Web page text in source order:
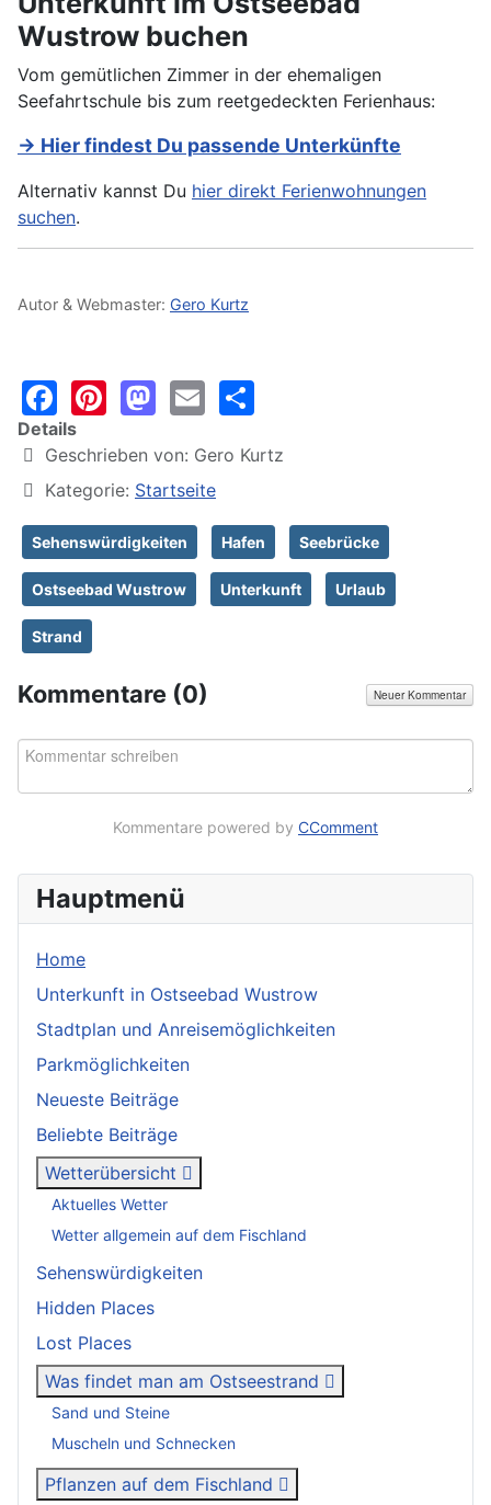
Wustrow buchen
Vom gemütlichen Zimmer in der ehemaligen
Seefahrtschule bis zum reetgedeckten Ferienhaus:
→ Hier findest Du passende Unterkünfte
Alternativ kannst Du hier direkt Ferienwohnungen
suchen.
Autor & Webmaster: Gero Kurtz
Facebook
Pinterest
Mastodon
Email
Details
Geschrieben von: Gero Kurtz
Kategorie: Startseite
Sehenswürdigkeiten Hafen Seebrücke
Ostseebad Wustrow Unterkunft Urlaub
Strand
Kommentare (0) Neuer Kommentar
Kommentare powered by CComment
Hauptmenü
Home
Unterkunft in Ostseebad Wustrow
Stadtplan und Anreisemöglichkeiten
Parkmöglichkeiten
Neueste Beiträge
Beliebte Beiträge
Wetterübersicht
Aktuelles Wetter
Wetter allgemein auf dem Fischland
Sehenswürdigkeiten
Hidden Places
Lost Places
Was findet man am Ostseestrand
Sand und Steine
Muscheln und Schnecken
Pflanzen auf dem Fischland